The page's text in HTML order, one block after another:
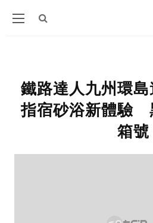
鐵路達人九州環
指宿砂浴新體驗
箱號